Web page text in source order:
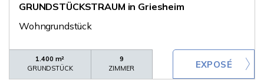
GRUNDSTÜCKSTRAUM in Griesheim
Wohngrundstück
1.400 m²
GRUNDSTÜCK
9
ZIMMER